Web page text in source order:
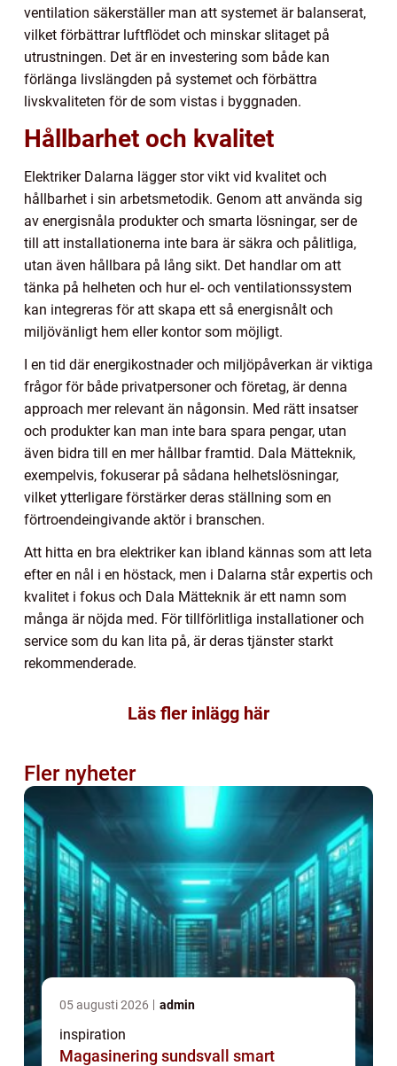
ventilation säkerställer man att systemet är balanserat,
vilket förbättrar luftflödet och minskar slitaget på
utrustningen. Det är en investering som både kan
förlänga livslängden på systemet och förbättra
livskvaliteten för de som vistas i byggnaden.
Hållbarhet och kvalitet
Elektriker Dalarna lägger stor vikt vid kvalitet och
hållbarhet i sin arbetsmetodik. Genom att använda sig
av energisnåla produkter och smarta lösningar, ser de
till att installationerna inte bara är säkra och pålitliga,
utan även hållbara på lång sikt. Det handlar om att
tänka på helheten och hur el- och ventilationssystem
kan integreras för att skapa ett så energisnålt och
miljövänligt hem eller kontor som möjligt.
I en tid där energikostnader och miljöpåverkan är viktiga
frågor för både privatpersoner och företag, är denna
approach mer relevant än någonsin. Med rätt insatser
och produkter kan man inte bara spara pengar, utan
även bidra till en mer hållbar framtid. Dala Mätteknik,
exempelvis, fokuserar på sådana helhetslösningar,
vilket ytterligare förstärker deras ställning som en
förtroendeingivande aktör i branschen.
Att hitta en bra elektriker kan ibland kännas som att leta
efter en nål i en höstack, men i Dalarna står expertis och
kvalitet i fokus och Dala Mätteknik är ett namn som
många är nöjda med. För tillförlitliga installationer och
service som du kan lita på, är deras tjänster starkt
rekommenderade.
Läs fler inlägg här
Fler nyheter
05 augusti 2026 admin
inspiration
Magasinering sundsvall smart